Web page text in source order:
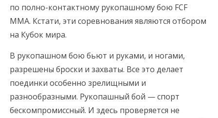
по полно-контактному рукопашному бою FCF
MMA. Кстати, эти соревнования являются отбором
на Кубок мира.
В рукопашном бою бьют и руками, и ногами,
разрешены броски и захваты. Все это делает
поединки особенно зрелищными и
разнообразными. Рукопашный бой — спорт
бескомпромиссный. И здесь проверяется не